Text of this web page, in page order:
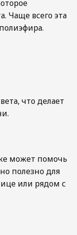
Чаще всего эта
что делает
может помочь
полезно для
или рядом с